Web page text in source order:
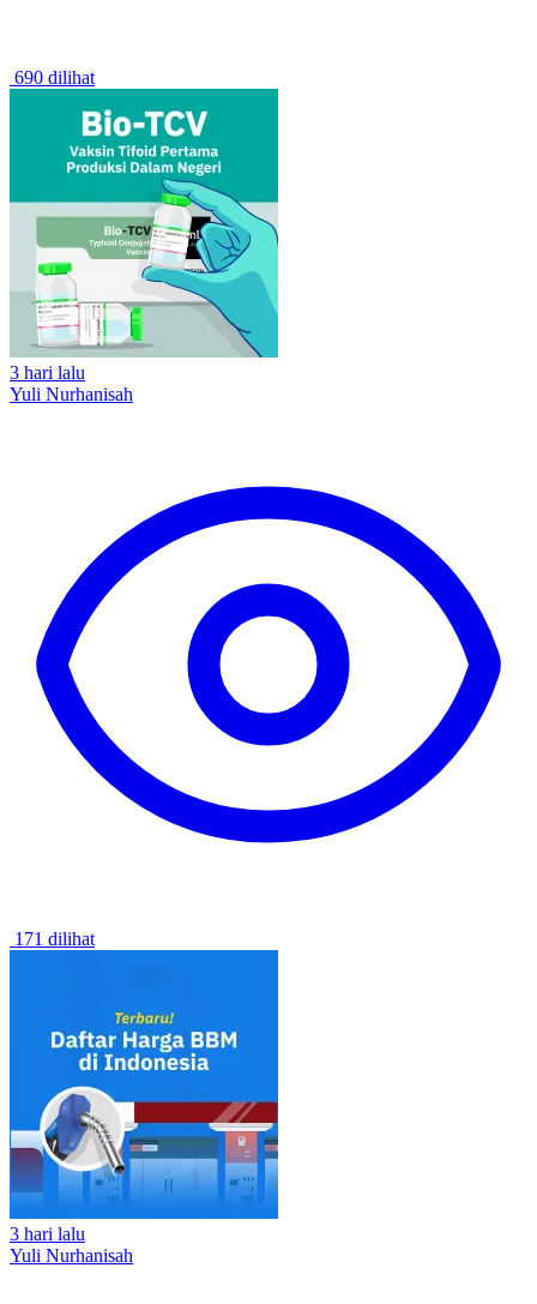
690 dilihat
3 hari lalu
Yuli Nurhanisah
171 dilihat
3 hari lalu
Yuli Nurhanisah